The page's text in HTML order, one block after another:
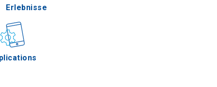
Gastronomie
Erlebnisse